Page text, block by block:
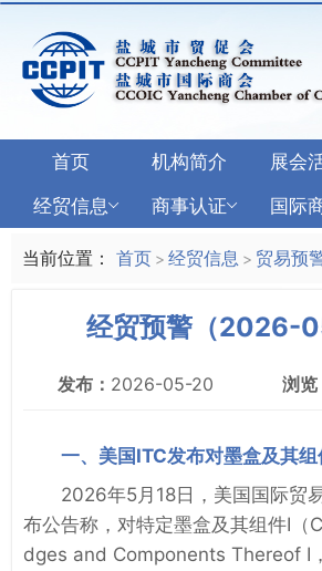
首页 机构简介 展会
经贸信息
商事认证 国际
当前位置： 首页 > 经贸信息 > 贸易预
经贸预警（2026-
发布： 2026-05-20 浏览
一、美国ITC发布对墨盒及其
2026年5月18日，美国国际贸
布公告称，对特定墨盒及其组件I
dges and Components Thereof I